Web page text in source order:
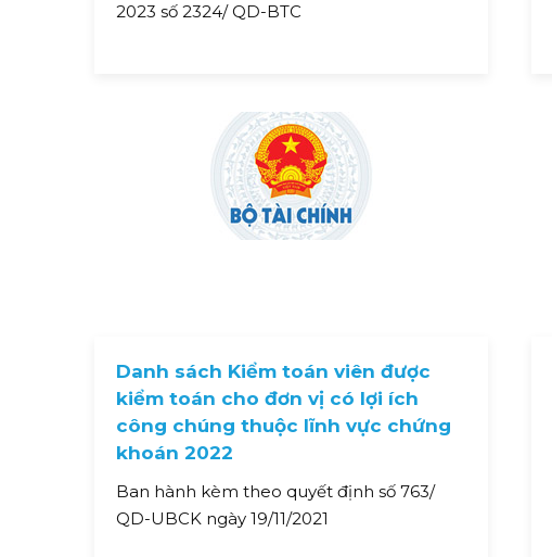
2023 số 2324/ QD-BTC
Danh sách Kiểm toán viên được
kiểm toán cho đơn vị có lợi ích
công chúng thuộc lĩnh vực chứng
khoán 2022
Ban hành kèm theo quyết định số 763/
QD-UBCK ngày 19/11/2021